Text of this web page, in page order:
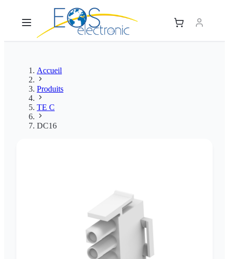
Accueil
Produits
TE C
DC16